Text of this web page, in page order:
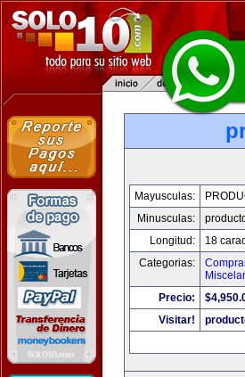
Mayusculas:
Minusculas:
Longitud:
18
Categorias:
Precio:
Visitar!